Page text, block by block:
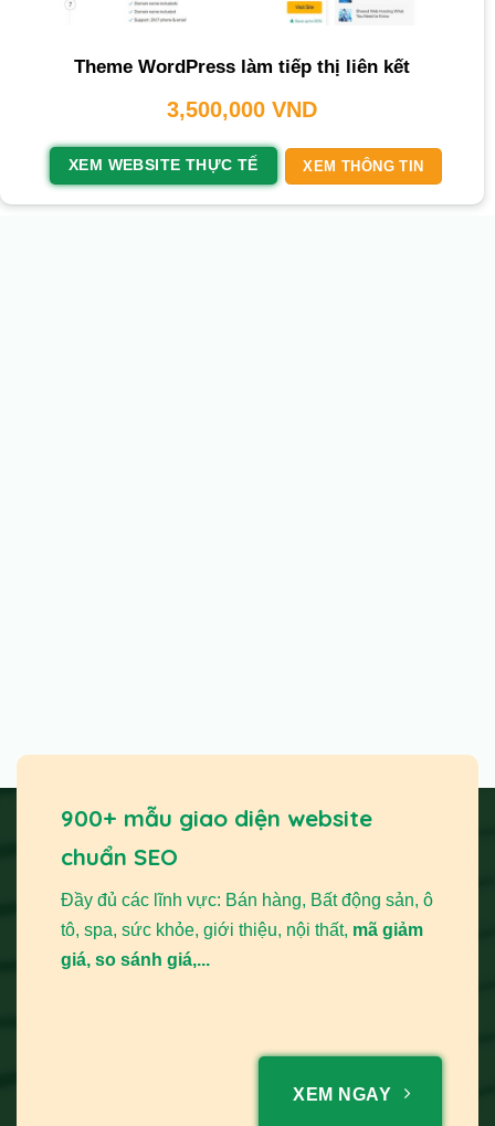
Theme WordPress làm tiếp thị liên kết
3,500,000 VND
XEM WEBSITE THỰC TẾ XEM THÔNG TIN
900+ mẫu giao diện website
chuẩn SEO
Đầy đủ các lĩnh vực: Bán hàng, Bất động sản, ô
tô, spa, sức khỏe, giới thiệu, nội thất, mã giảm
giá, so sánh giá,...
XEM NGAY